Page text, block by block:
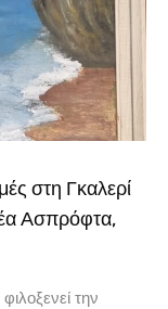
στη Γκαλερί
Ασπρόφτα,
την